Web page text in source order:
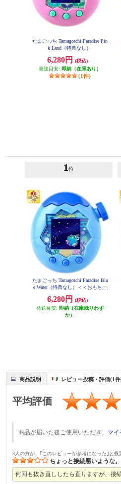
たまごっち Tamagotchi Paradise Pin
k Land（特典なし）
6,280円
(税込)
発送目安: 即納（在庫あり）
(1件)
1 位
たまごっち Tamagotchi Paradise Blu
e Water（特典なし）＜＜おもちゃ
6,280円
(税込)
発送目安: 即納（在庫残りわず
か）
商品説明 レビュー投稿・評価(1
平均評価
商品が届いた後ご使用いただき、 マ
3人の方が、｢このレビューが参考になった｣と投
ちょっと接続悪いような。
何回も抜き直ししたら直りますが、接